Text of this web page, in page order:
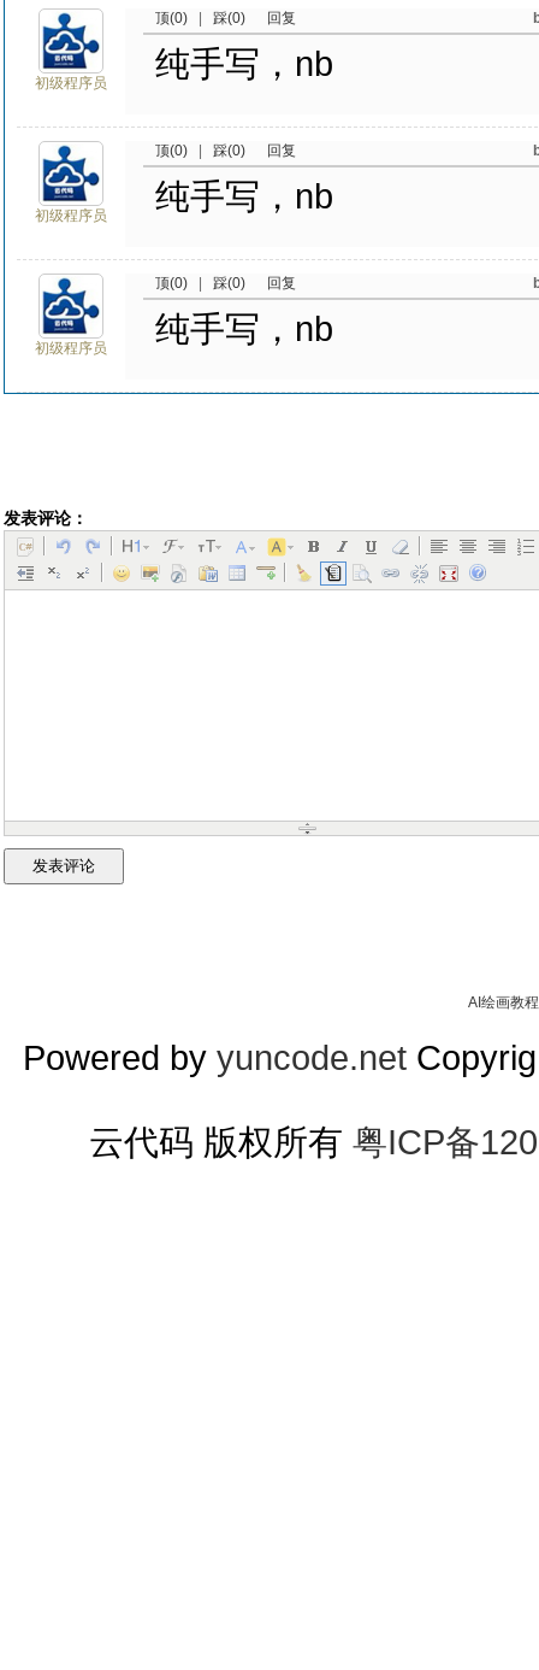
初级程序员
顶(0) 踩(0) 回复
纯手写，nb
初级程序员
顶(0) 踩(0) 回复
纯手写，nb
初级程序员
顶(0) 踩(0) 回复
纯手写，nb
发表评论：
AI绘画教程
Powered by yuncode.net
云代码 版权所有 粤ICP备